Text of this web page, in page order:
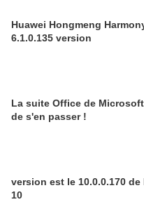
Huawei Hongmeng
6.1.0.135 version
La suite Office de
de s'en passer !
version est le 10.0.0.170 de
10